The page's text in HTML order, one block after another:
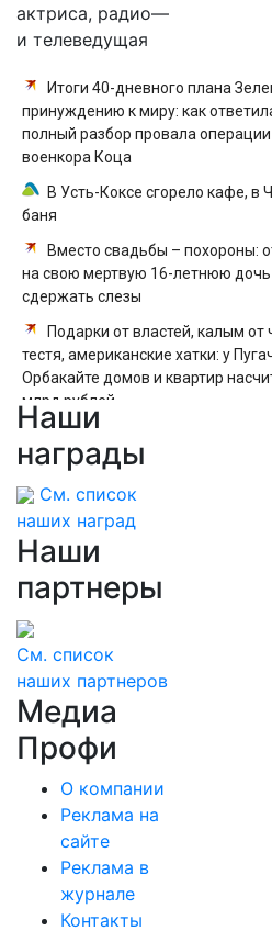
актриса, радио—
и телеведущая
Итоги 40-дневного плана
принуждению к миру: как
полный разбор провала
военкора Коца
В Усть-Коксе сгорело кафе, в
баня
Вместо свадьбы – похороны:
на свою мертвую 16-летнюю дочь
сдержать слезы
Подарки от властей, калым от
тестя, американские хатки: у
Орбакайте домов и квартир
млрд рублей
техник, которые помогут
Наши
награды
См. список
наших наград
Наши
партнеры
См. список
наших партнеров
Медиа
Профи
О компании
Реклама на
сайте
Реклама в
журнале
Контакты